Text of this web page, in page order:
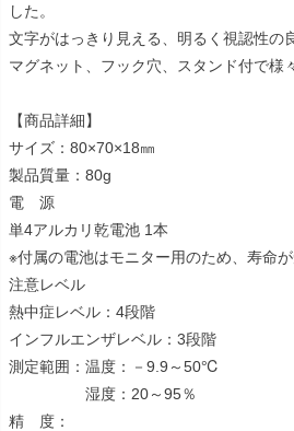
した。
文字がはっきり見える、明るく視認性の
マグネット、フック穴、スタンド付で様
【商品詳細】
サイズ：80×70×18㎜
製品質量：80g
電 源
単4アルカリ乾電池 1本
※付属の電池はモニター用のため、寿命が
注意レベル
熱中症レベル：4段階
インフルエンザレベル：3段階
測定範囲：温度：－9.9～50℃
湿度：20～95％
精 度：